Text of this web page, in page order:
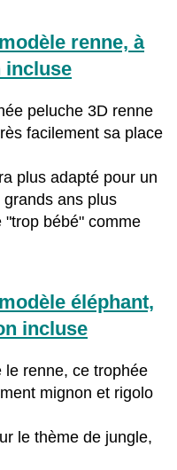
renne, à
incluse
peluche 3D renne
facilement sa place
plus adapté pour un
ans plus
bébé" comme
éléphant,
incluse
le renne, ce trophée
mignon et rigolo
le thème de jungle,